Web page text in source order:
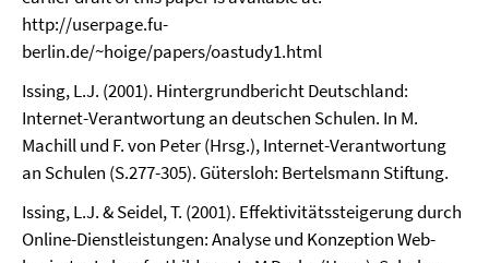
http://userpage.fu-
berlin.de/~hoige/papers/oastudy1.html
Issing, L.J. (2001). Hintergrundbericht Deutschland:
Internet-Verantwortung an deutschen Schulen. In M.
Machill und F. von Peter (Hrsg.), Internet-Verantwortung
an Schulen (S.277-305). Gütersloh: Bertelsmann Stiftung.
Issing, L.J. & Seidel, T. (2001). Effektivitätssteigerung durch
Online-Dienstleistungen: Analyse und Konzeption Web-